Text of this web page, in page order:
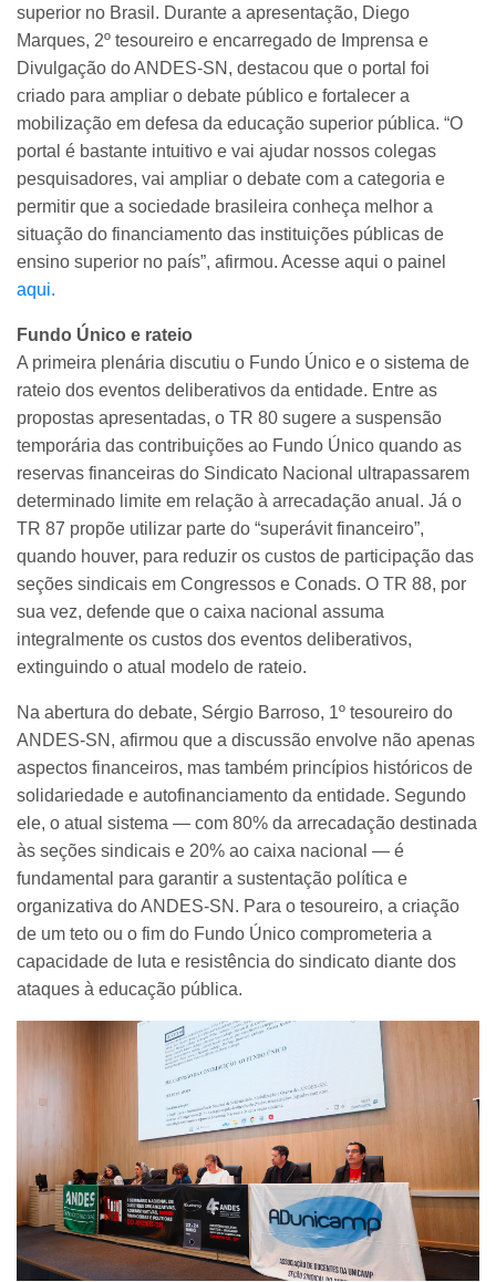
superior no Brasil. Durante a apresentação, Diego
Marques, 2º tesoureiro e encarregado de Imprensa e
Divulgação do ANDES-SN, destacou que o portal foi
criado para ampliar o debate público e fortalecer a
mobilização em defesa da educação superior pública. “O
portal é bastante intuitivo e vai ajudar nossos colegas
pesquisadores, vai ampliar o debate com a categoria e
permitir que a sociedade brasileira conheça melhor a
situação do financiamento das instituições públicas de
ensino superior no país”, afirmou. Acesse aqui o painel
aqui.
Fundo Único e rateio
A primeira plenária discutiu o Fundo Único e o sistema de
rateio dos eventos deliberativos da entidade. Entre as
propostas apresentadas, o TR 80 sugere a suspensão
temporária das contribuições ao Fundo Único quando as
reservas financeiras do Sindicato Nacional ultrapassarem
determinado limite em relação à arrecadação anual. Já o
TR 87 propõe utilizar parte do “superávit financeiro”,
quando houver, para reduzir os custos de participação das
seções sindicais em Congressos e Conads. O TR 88, por
sua vez, defende que o caixa nacional assuma
integralmente os custos dos eventos deliberativos,
extinguindo o atual modelo de rateio.
Na abertura do debate, Sérgio Barroso, 1º tesoureiro do
ANDES-SN, afirmou que a discussão envolve não apenas
aspectos financeiros, mas também princípios históricos de
solidariedade e autofinanciamento da entidade. Segundo
ele, o atual sistema — com 80% da arrecadação destinada
às seções sindicais e 20% ao caixa nacional — é
fundamental para garantir a sustentação política e
organizativa do ANDES-SN. Para o tesoureiro, a criação
de um teto ou o fim do Fundo Único comprometeria a
capacidade de luta e resistência do sindicato diante dos
ataques à educação pública.